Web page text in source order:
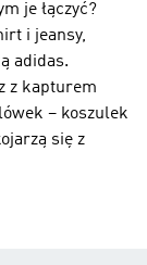
je łączyć?
i jeansy,
adidas.
z kapturem
– koszulek
się z